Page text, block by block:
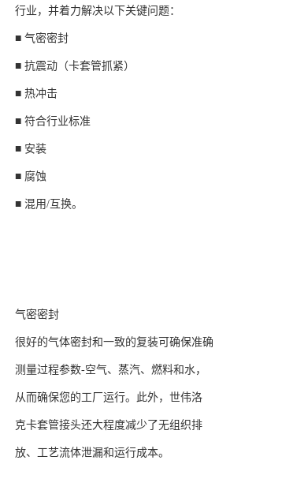
行业，并着力解决以下关键问题：
■ 气密密封
■ 抗震动（卡套管抓紧）
■ 热冲击
■ 符合行业标准
■ 安装
■ 腐蚀
■ 混用/互换。
气密密封
很好的气体密封和一致的复装可确保准确
测量过程参数-空气、蒸汽、燃料和水，
从而确保您的工厂运行。此外，世伟洛
克卡套管接头还大程度减少了无组织排
放、工艺流体泄漏和运行成本。